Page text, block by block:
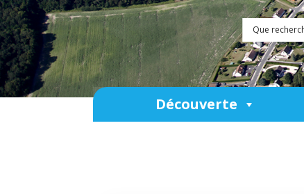
Découverte